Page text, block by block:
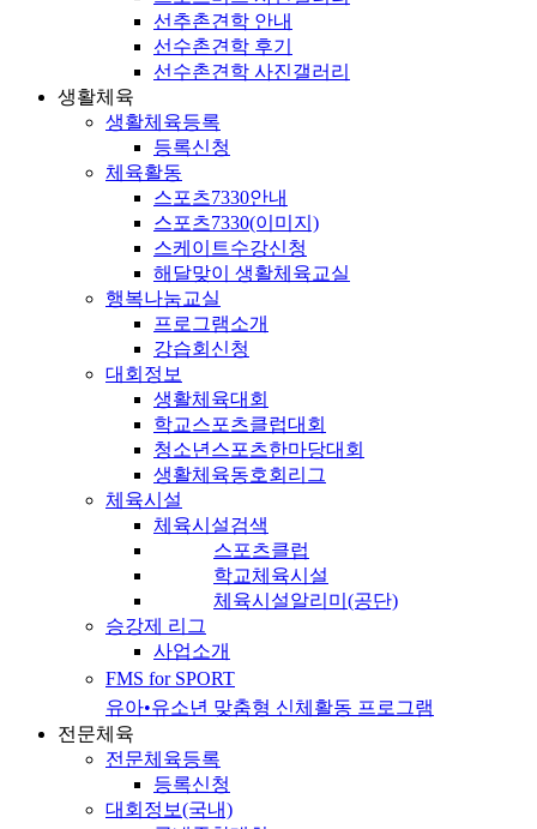
선추촌견학 안내
선수촌견학 후기
선수촌견학 사진갤러리
생활체육
생활체육등록
등록신청
체육활동
스포츠7330안내
스포츠7330(이미지)
스케이트수강신청
해달맞이 생활체육교실
행복나눔교실
프로그램소개
강습회신청
대회정보
생활체육대회
학교스포츠클럽대회
청소년스포츠한마당대회
생활체육동호회리그
체육시설
체육시설검색
스포츠클럽
학교체육시설
체육시설알리미(공단)
승강제 리그
사업소개
FMS for SPORT
유아•유소년 맞춤형 신체활동 프로그램
전문체육
전문체육등록
등록신청
대회정보(국내)